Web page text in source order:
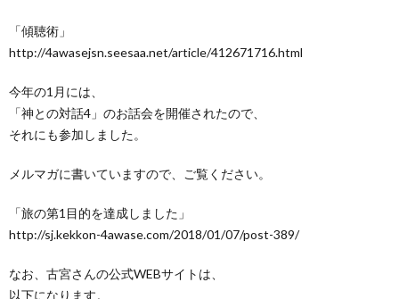
「傾聴術」
http://4awasejsn.seesaa.net/article/412671716.html
今年の1月には、
「神との対話4」のお話会を開催されたので、
それにも参加しました。
メルマガに書いていますので、ご覧ください。
「旅の第1目的を達成しました」
http://sj.kekkon-4awase.com/2018/01/07/post-389/
なお、古宮さんの公式WEBサイトは、
以下になります。